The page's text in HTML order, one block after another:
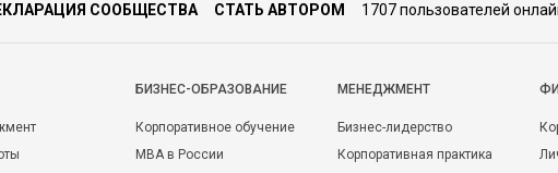
СООБЩЕСТВА СТАТЬ АВТОРОМ 1707 пользователей
БИЗНЕС-ОБРАЗОВАНИЕ
Корпоративное обучение
MBA в России
МЕНЕДЖМЕНТ
Бизнес-лидерство
Корпоративная практика